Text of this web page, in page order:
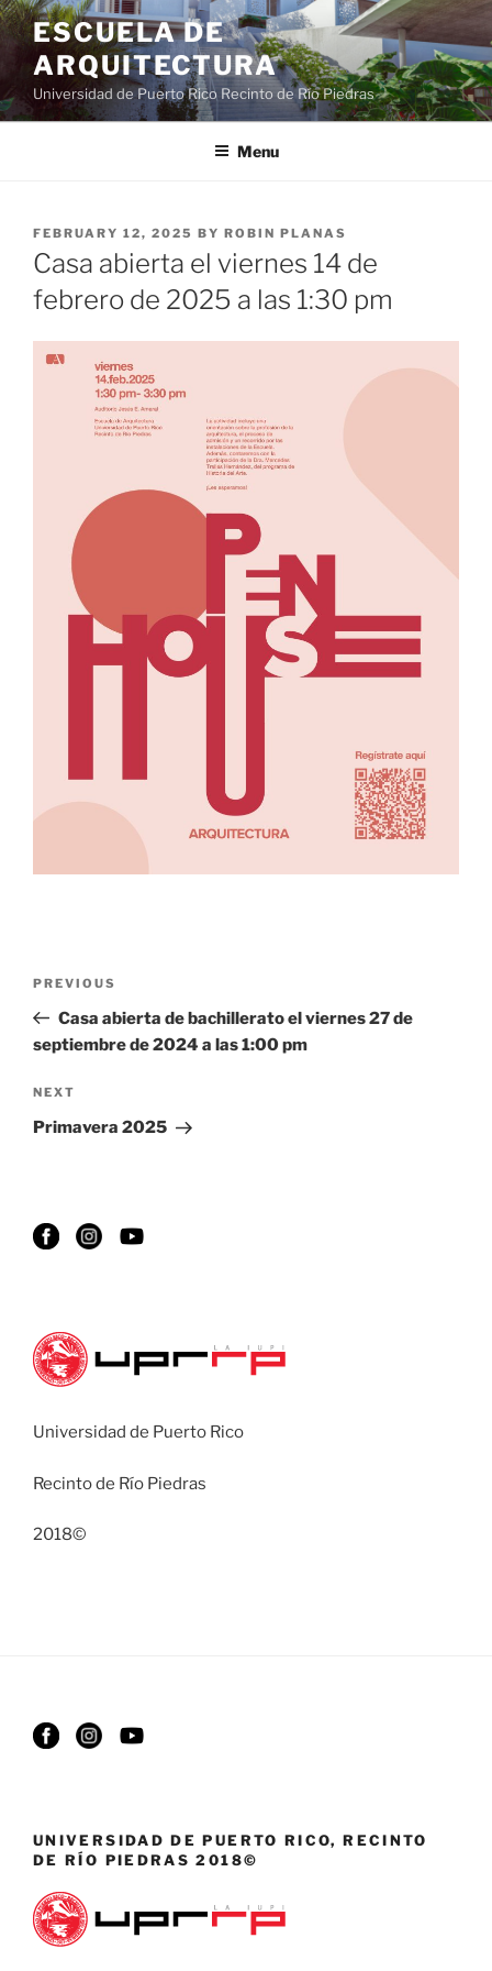
ESCUELA DE
ARQUITECTURA
Universidad de Puerto Rico Recinto de Río Piedras
Menu
FEBRUARY 12, 2025 BY ROBIN PLANAS
Casa abierta el viernes 14 de
febrero de 2025 a las 1:30 pm
PREVIOUS
Casa abierta de bachillerato el viernes 27 de
septiembre de 2024 a las 1:00 pm
NEXT
Primavera 2025
Universidad de Puerto Rico
Recinto de Río Piedras
2018©
UNIVERSIDAD DE PUERTO RICO, RECINTO
DE RÍO PIEDRAS 2018©